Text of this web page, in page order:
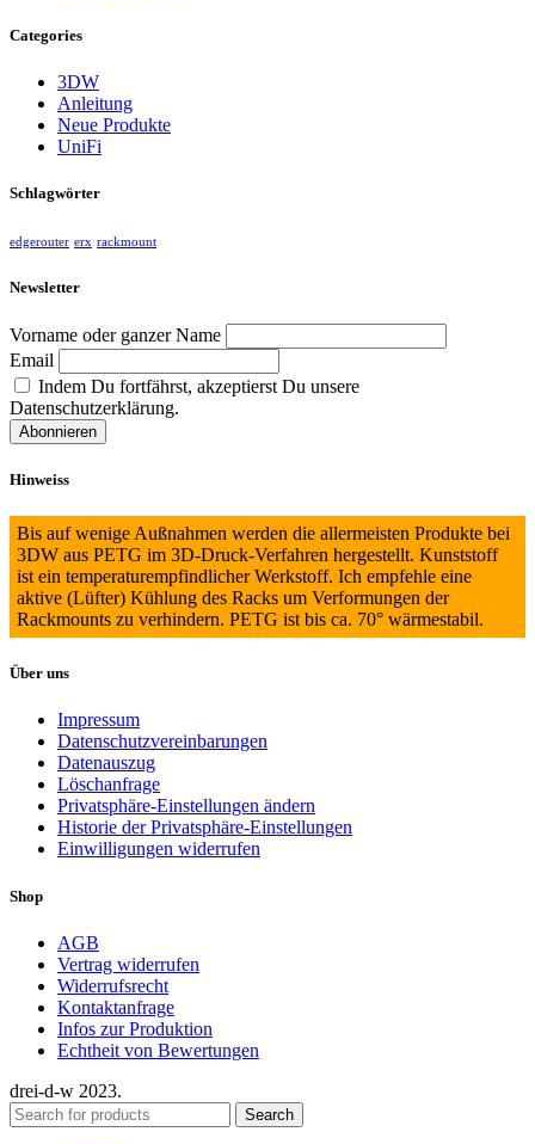
Categories
3DW
Anleitung
Neue Produkte
UniFi
Schlagwörter
edgerouter erx rackmount
Newsletter
Vorname oder ganzer Name
Email
Indem Du fortfährst, akzeptierst Du unsere
Datenschutzerklärung.
Hinweiss
Bis auf wenige Außnahmen werden die allermeisten Produkte bei
3DW aus PETG im 3D-Druck-Verfahren hergestellt. Kunststoff
ist ein temperaturempfindlicher Werkstoff. Ich empfehle eine
aktive (Lüfter) Kühlung des Racks um Verformungen der
Rackmounts zu verhindern. PETG ist bis ca. 70° wärmestabil.
Über uns
Impressum
Datenschutzvereinbarungen
Datenauszug
Löschanfrage
Privatsphäre-Einstellungen ändern
Historie der Privatsphäre-Einstellungen
Einwilligungen widerrufen
Shop
AGB
Vertrag widerrufen
Widerrufsrecht
Kontaktanfrage
Infos zur Produktion
Echtheit von Bewertungen
drei-d-w 2023.
Search